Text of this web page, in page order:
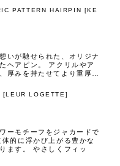
PATTERN HAIRPIN [KE
いが馳せられた、オリジナ
ヘアピン。 アクリルやア
厚みを持たせてより重厚…
[LEUR LOGETTE ]
ーモチーフをジャカードで
的に浮かび上がる豊かな
ます。 やさしくフィッ